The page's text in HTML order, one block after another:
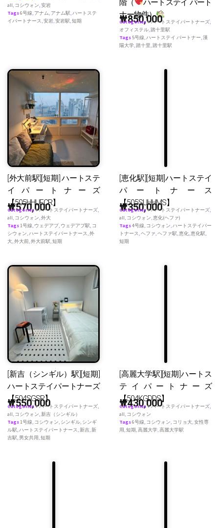
all, コシウォン,安岩
Tags6号線, アナム, アナム駅,ハートステ
イパートナース,安岩,安岩駅,短期
階（
ハートステイ パート
ナー物件）
₩850,000
Categories♥ ハートステイパートナーズ,
オフィステル,踏十里駅
Tags 5号線,ハートステイ パートナー,漢
陽大学,踏十里,踏十里駅
[外大前駅][短期] ハートステ
イパートナーズ
【505HHUFCR】
₩570,000
Categories♥ ハートステイパートナーズ,
all, コシウォン,外大
Tags1号線, ウェデアプ, ウェデアプ駅, コ
シウォン,ハートステイパートナース,外
大,外大前,外大前駅,短期
[恵化駅][短期]ハートステイ
パートナース
【505SUHHMS】
₩350,000
Categories♥ ハートステイパートナーズ,
all, コシウォン,恵化(ヘファ)
Tags4号線, コシウォン,ハートステイパー
トナース,ヘファ,ヘファ駅,恵化,恵化駅,
短期
[新吉（シンギル）駅][短期]
ハートステイパートナーズ
【504SGSP】
₩550,000
Categories♥ ハートステイパートナーズ,
all, コシウォン,新吉（シンギル）
Tags1号線, コシウォン, シンギル, シンギ
ル駅,ハートステイパートナース,新吉,新
吉駅, 男女共用,短期
[高麗大学駅][短期]ハートス
テイパートナーズ
【504KGDDS】
₩430,000
Categories♥ ハートステイパートナーズ,
all, コシウォン
Tags6号線, コシウォン, コリョ大,女性専
用,短期,高麗大学,高麗大学駅